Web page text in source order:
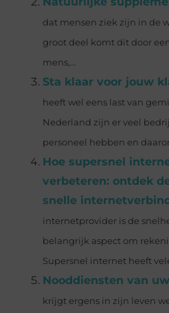
dat mensen ziek zijn in de
groot deel komt dit door
mens,...
Sta klaar voor jouw
heeft wel eens last van
Nederland zijn er veel
personeel hebben en
Hoe supersnel
verbeteren: ontdek
snelle
internetprovider is de
belangrijk aspect om
Supersnel internet heeft
Nooddiensten van
krijgt ergens in zijn leven